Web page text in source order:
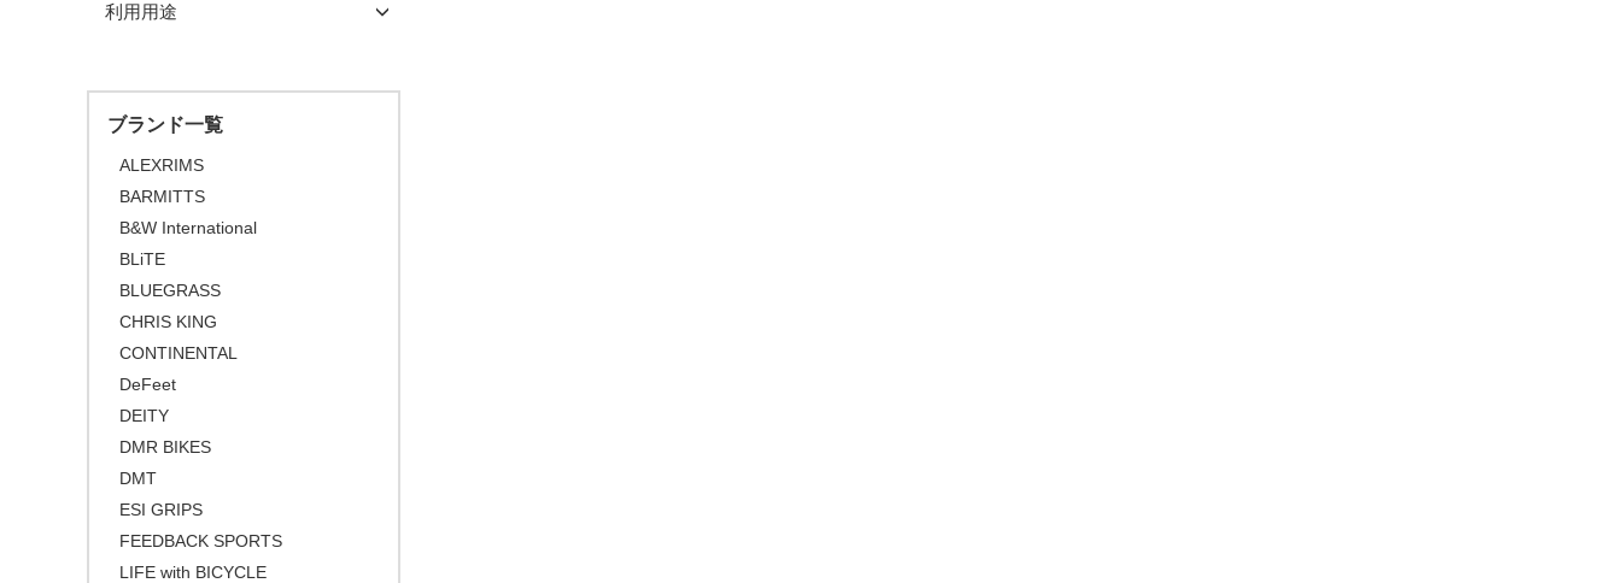
\10,001 ～ 20,000
\30,001 ～ 50,000
\50,001 ～
利用用途
ブランド一覧
ALEXRIMS
BARMITTS
B&W International
BLiTE
BLUEGRASS
CHRIS KING
CONTINENTAL
DeFeet
DEITY
DMR BIKES
DMT
ESI GRIPS
FEEDBACK SPORTS
LIFE with BICYCLE